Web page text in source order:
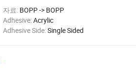
자료: BOPP -> BOPP
Adhesive:Acrylic
Adhesive Side:Single Sided